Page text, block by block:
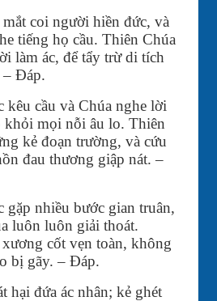
coi người hiền đức, và
tiếng họ cầu. Thiên Chúa
làm ác, để tẩy trừ di tích
– Đáp.
kêu cầu và Chúa nghe lời
mọi nỗi âu lo. Thiên
kẻ đoạn trường, và cứu
đau thương giập nát. –
nhiều bước gian truân,
luôn luôn giải thoát.
cốt vẹn toàn, không
bị gãy. – Đáp.
hại đứa ác nhân; kẻ ghét